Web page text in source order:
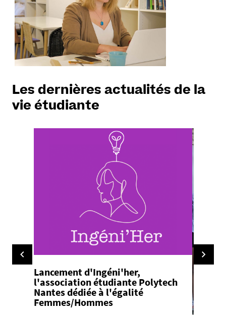
Les dernières actualités de la
vie étudiante
Lancement d'Ingéni'her,
l'association étudiante Polytech
Nantes dédiée à l'égalité
Femmes/Hommes